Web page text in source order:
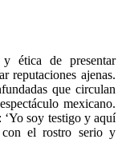
ética de presentar
reputaciones ajenas.
que circulan
mexicano.
soy testigo y aquí
con el rostro serio y